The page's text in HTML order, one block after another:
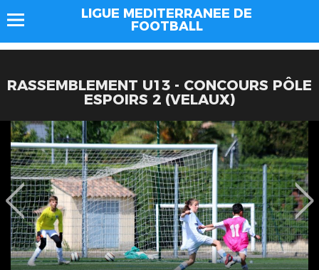
LIGUE MEDITERRANEE DE
FOOTBALL
RASSEMBLEMENT U13 - CONCOURS PÔLE
ESPOIRS 2 (VELAUX)